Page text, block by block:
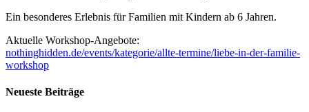
Ein besonderes Erlebnis für Familien mit Kindern ab 6 Jahren.
Aktuelle Workshop-Angebote:
nothinghidden.de/events/kategorie/allte-termine/liebe-in-der-familie-
workshop
Neueste Beiträge